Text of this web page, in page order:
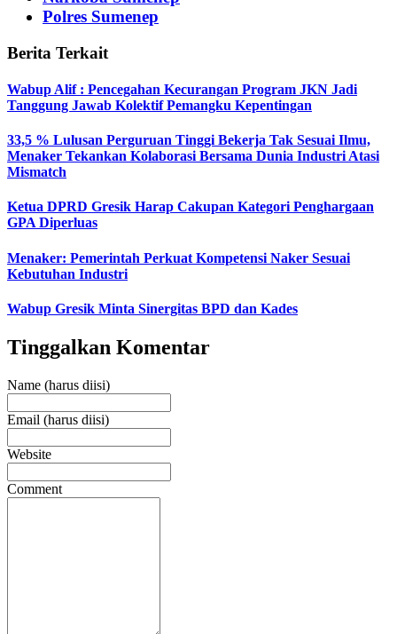
Polres Sumenep
Berita Terkait
Wabup Alif : Pencegahan Kecurangan Program JKN Jadi
Tanggung Jawab Kolektif Pemangku Kepentingan
33,5 % Lulusan Perguruan Tinggi Bekerja Tak Sesuai Ilmu,
Menaker Tekankan Kolaborasi Bersama Dunia Industri Atasi
Mismatch
Ketua DPRD Gresik Harap Cakupan Kategori Penghargaan
GPA Diperluas
Menaker: Pemerintah Perkuat Kompetensi Naker Sesuai
Kebutuhan Industri
Wabup Gresik Minta Sinergitas BPD dan Kades
Tinggalkan Komentar
Name (harus diisi)
Email (harus diisi)
Website
Comment